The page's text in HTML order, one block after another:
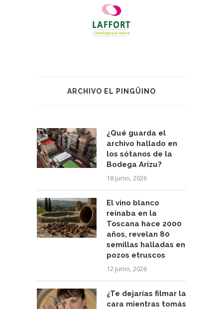
ARCHIVO EL PINGÜINO
¿Qué guarda el
archivo hallado en
los sótanos de la
Bodega Arizu?
18 junio, 2026
El vino blanco
reinaba en la
Toscana hace 2000
años, revelan 80
semillas halladas en
pozos etruscos
12 junio, 2026
¿Te dejarías filmar la
cara mientras tomás